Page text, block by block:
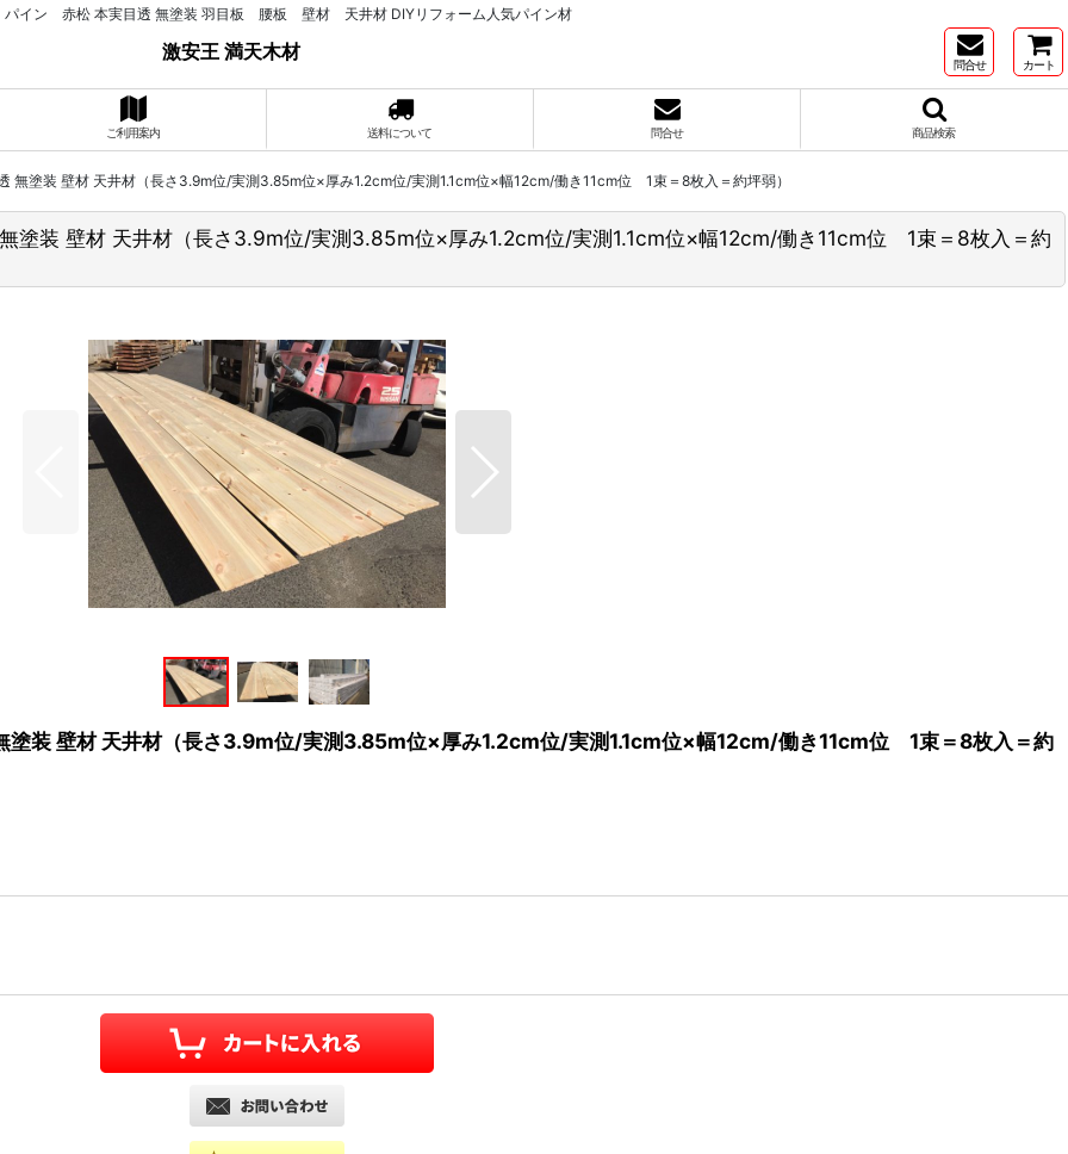
イン 赤松 本実目透 無塗装 羽目板 腰板 壁材 天井材 DIYリフォーム人気パイン材
激安王 満天木材
問合せ カート
ご利用案内 送料について 問合せ 商品検索
無塗装 壁材 天井材（長さ3.9m位/実測3.85m位×厚み1.2cm位/実測1.1cm位×幅12cm/働き11cm位 1束＝8枚入＝約坪弱）
塗装 壁材 天井材（長さ3.9m位/実測3.85m位×厚み1.2cm位/実測1.1cm位×幅12cm/働き11cm位 1束＝8枚入＝約
塗装 壁材 天井材（長さ3.9m位/実測3.85m位×厚み1.2cm位/実測1.1cm位×幅12cm/働き11cm位 1束＝8枚入＝約